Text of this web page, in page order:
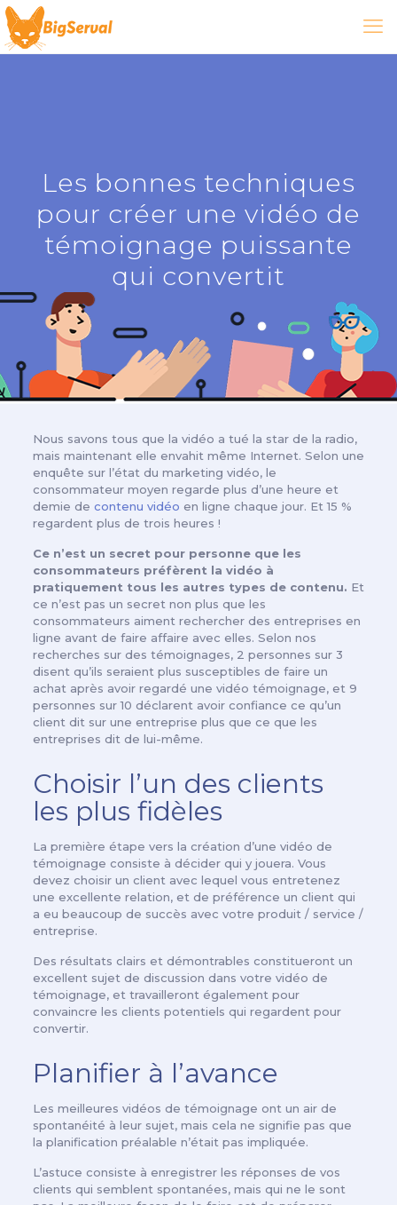
Les bonnes techniques
pour créer une vidéo de
témoignage puissante
qui convertit
Nous savons tous que la vidéo a tué la star de la radio,
mais maintenant elle envahit même Internet. Selon une
enquête sur l’état du marketing vidéo, le
consommateur moyen regarde plus d’une heure et
demie de contenu vidéo en ligne chaque jour. Et 15 %
regardent plus de trois heures !
Ce n’est un secret pour personne que les
consommateurs préfèrent la vidéo à
pratiquement tous les autres types de contenu. Et
ce n’est pas un secret non plus que les
consommateurs aiment rechercher des entreprises en
ligne avant de faire affaire avec elles. Selon nos
recherches sur des témoignages, 2 personnes sur 3
disent qu’ils seraient plus susceptibles de faire un
achat après avoir regardé une vidéo témoignage, et 9
personnes sur 10 déclarent avoir confiance ce qu’un
client dit sur une entreprise plus que ce que les
entreprises dit de lui-même.
Choisir l’un des clients
les plus fidèles
La première étape vers la création d’une vidéo de
témoignage consiste à décider qui y jouera. Vous
devez choisir un client avec lequel vous entretenez
une excellente relation, et de préférence un client qui
a eu beaucoup de succès avec votre produit / service /
entreprise.
Des résultats clairs et démontrables constitueront un
excellent sujet de discussion dans votre vidéo de
témoignage, et travailleront également pour
convaincre les clients potentiels qui regardent pour
convertir.
Planifier à l’avance
Les meilleures vidéos de témoignage ont un air de
spontanéité à leur sujet, mais cela ne signifie pas que
la planification préalable n’était pas impliquée.
L’astuce consiste à enregistrer les réponses de vos
clients qui semblent spontanées, mais qui ne le sont